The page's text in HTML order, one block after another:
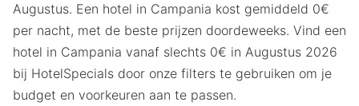
Augustus. Een hotel in Campania kost gemiddeld 0€
per nacht, met de beste prijzen doordeweeks. Vind een
hotel in Campania vanaf slechts 0€ in Augustus 2026
bij HotelSpecials door onze filters te gebruiken om je
budget en voorkeuren aan te passen.